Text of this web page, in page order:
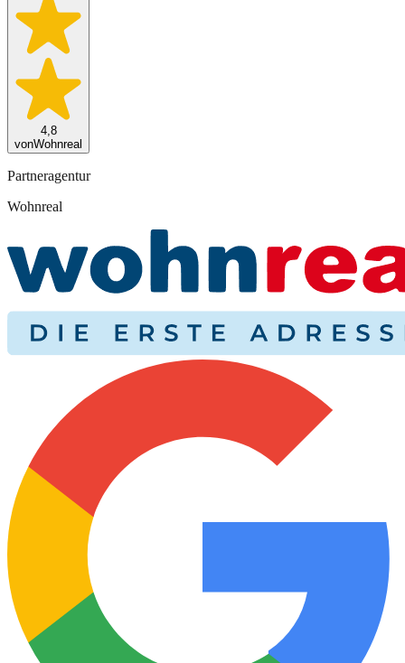
4,8
vonWohnreal
Partneragentur
Wohnreal